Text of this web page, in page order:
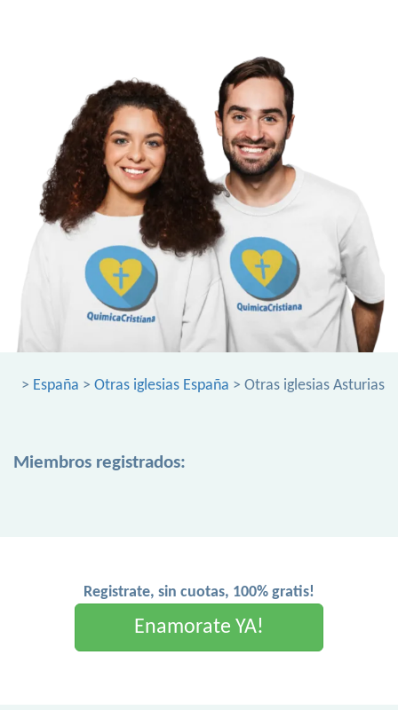
> España > Otras iglesias España > Otras iglesias Asturias
Miembros registrados:
Registrate, sin cuotas, 100% gratis!
Enamorate YA!